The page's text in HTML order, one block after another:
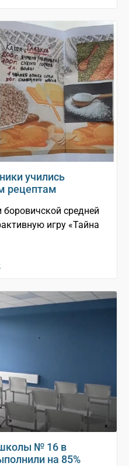
учились
рецептам
средней
игру «Тайна
№ 16 в
на 85%